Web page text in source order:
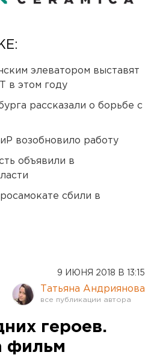
элеватором выставят
в этом году
рассказали о борьбе с
возобновило работу
объявили в
сбили в
9 ИЮНЯ 2018 В 13:15
Татьяна Андриянова
героев.
фильм